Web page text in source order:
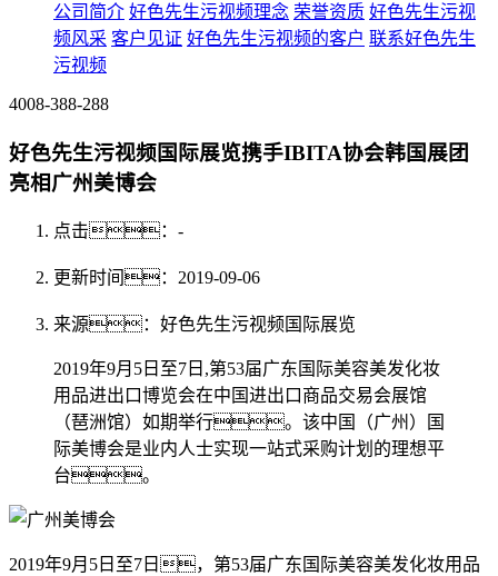
公司简介 好色先生污视频理念 荣誉资质 好色先生污视
频风采 客户见证 好色先生污视频的客户 联系好色先生
污视频
4008-388-288
好色先生污视频国际展览携手IBITA协会韩国展团
亮相广州美博会
点击： -
更新时间：2019-09-06
来源：好色先生污视频国际展览
2019年9月5日至7日,第53届广东国际美容美发化妆
用品进出口博览会在中国进出口商品交易会展馆
（琶洲馆）如期举行。该中国（广州）国
际美博会是业内人士实现一站式采购计划的理想平
台。
2019年9月5日至7日，第53届广东国际美容美发化妆用品